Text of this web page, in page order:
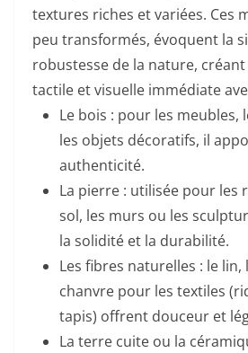
textures riches et variées. Ces
peu transformés, évoquent la
robustesse de la nature,
tactile et visuelle immédiate
Le bois : pour les meubles,
les objets décoratifs, il
authenticité.
La pierre : utilisée pour les
sol, les murs ou les
la solidité et la durabilité.
Les fibres naturelles : le lin,
chanvre pour les textiles
tapis) offrent douceur et
La terre cuite ou la